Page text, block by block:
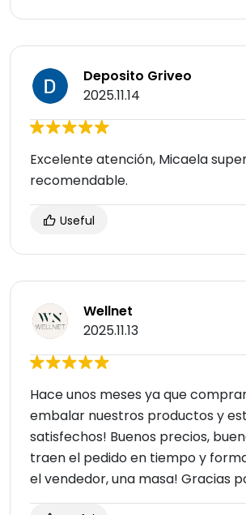
Deposito Griveo
2025.11.14
Excelente atención, Micaela
recomendable.
Useful
Wellnet
2025.11.13
Hace unos meses ya que
embalar nuestros productos y
satisfechos! Buenos precios,
traen el pedido en tiempo y
el vendedor, una masa! Gracias